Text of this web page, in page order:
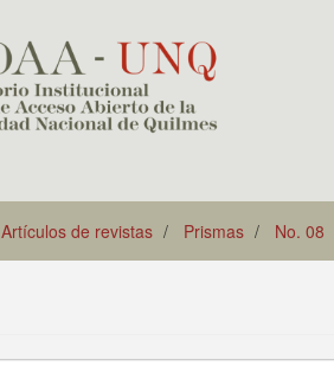
Artículos de revistas Prismas No. 08